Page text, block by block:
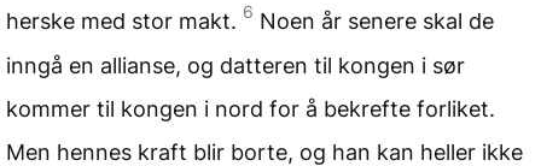
herske med stor makt. 6 Noen år senere skal de
inngå en allianse, og datteren til kongen i sør
kommer til kongen i nord for å bekrefte forliket.
Men hennes kraft blir borte, og han kan heller ikke